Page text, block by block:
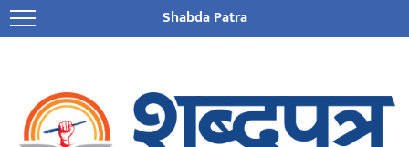
Shabda Patra